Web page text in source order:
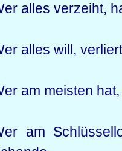
alles verzeiht,
alles will,
am meisten
am